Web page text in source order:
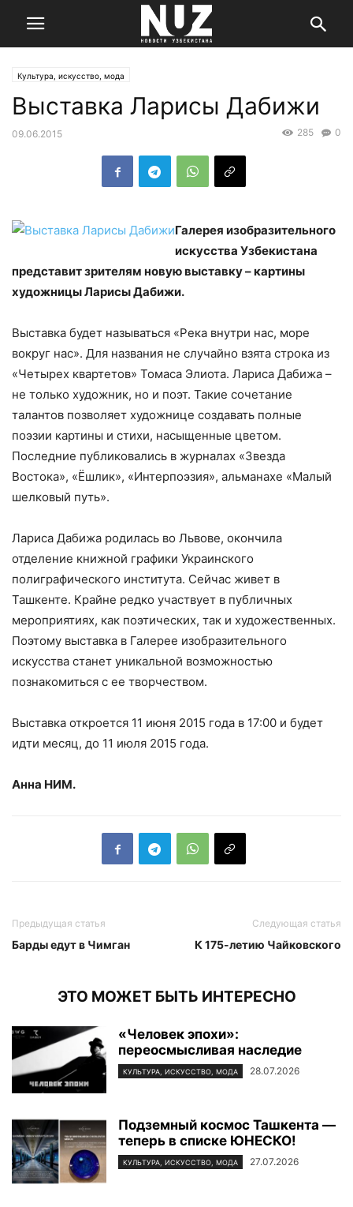
Культура, искусство, мода
Выставка Ларисы Дабижи
09.06.2015 0
285
Галерея изобразительного
искусства Узбекистана
представит зрителям новую выставку – картины
художницы Ларисы Дабижи.
Выставка будет называться «Река внутри нас, море
вокруг нас». Для названия не случайно взята строка из
«Четырех квартетов» Томаса Элиота. Лариса Дабижа –
не только художник, но и поэт. Такие сочетание
талантов позволяет художнице создавать полные
поэзии картины и стихи, насыщенные цветом.
Последние публиковались в журналах «Звезда
Востока», «Ёшлик», «Интерпоэзия», альманахе «Малый
шелковый путь».
Лариса Дабижа родилась во Львове, окончила
отделение книжной графики Украинского
полиграфического института. Сейчас живет в
Ташкенте. Крайне редко участвует в публичных
мероприятиях, как поэтических, так и художественных.
Поэтому выставка в Галерее изобразительного
искусства станет уникальной возможностью
познакомиться с ее творчеством.
Выставка откроется 11 июня 2015 года в 17:00 и будет
идти месяц, до 11 июля 2015 года.
Анна НИМ.
Предыдущая статья
Барды едут в Чимган
Следующая статья
К 175-летию Чайковского
ЭТО МОЖЕТ БЫТЬ ИНТЕРЕСНО
«Человек эпохи»:
переосмысливая наследие
КУЛЬТУРА, ИСКУССТВО, МОДА 28.07.2026
Подземный космос Ташкента —
теперь в списке ЮНЕСКО!
КУЛЬТУРА, ИСКУССТВО, МОДА 27.07.2026